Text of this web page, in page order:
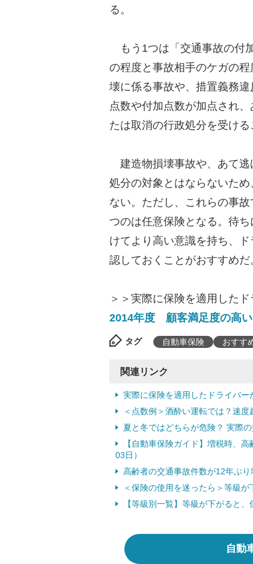
る。
もう1つは「交通事故の付
の程度と事故相手のケガの
壊に係る事故や、措置義務
点数や付加点数が加点され
たは取消の行政処分を受ける
建造物損壊事故や、あて逃
処分の対象とはならないた
ない。ただし、これらの事
つのは任意保険となる。待
けてより高い意識を持ち、
認しておくことがおすすめだ
＞＞実際に保険を適用した
2014年度 顧客満足度の高
タグ 自動車保険 おすす
関連リンク
実際に保険を適用したドライバー
＜点数例＞酒酔い運転では？速
夏と冬ではどちらが危険？ 実際
【自動車保険ガイド】増税時、
03日）
高齢者の交通事故件数が12年ぶ
＜保険の使用を迷ったら＞等級
【等級別一覧】等級が下がると
自動